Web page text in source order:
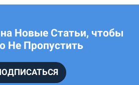
Новые Статьи, чтобы
Не Пропустить